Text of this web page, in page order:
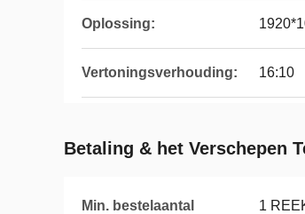
Oplossing:
Vertoningsverhouding: 16:10
Betaling & het Verschepen
Min. bestelaantal 1